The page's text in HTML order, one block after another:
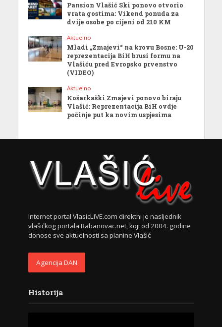
Pansion Vlašić Ski ponovo otvorio
vrata gostima: Vikend ponuda za
dvije osobe po cijeni od 210 KM
Aktuelno
Mladi „Zmajevi“ na krovu Bosne: U-20
reprezentacija BiH brusi formu na
Vlašiću pred Evropsko prvenstvo
(VIDEO)
Aktuelno
Košarkaški Zmajevi ponovo biraju
Vlašić: Reprezentacija BiH ovdje
počinje put ka novim uspjesima
Internet portal VlasicLIVE.com direktni je nasljednik
vlašićkog portala Babanovac.net, koji od 2004. godine
donose sve aktuelnosti sa planine Vlašić
Agencija DAN
Historija